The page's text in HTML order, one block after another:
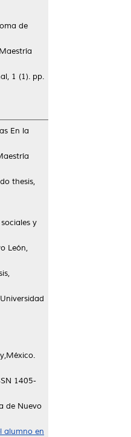
de
Maestría
1 (1). pp.
En la
thesis,
y
León,
1405-
de Nuevo
alumno en